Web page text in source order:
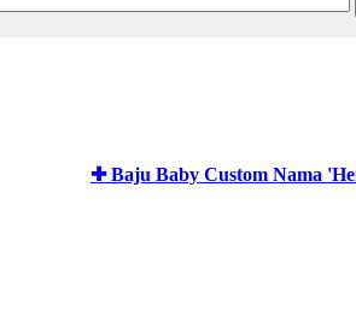
✚ Baju Baby Custom Nama